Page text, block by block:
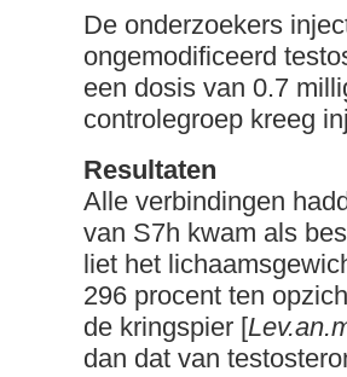
De onderzoekers
ongemodificeerd
een dosis van 0.7
controlegroep kreeg
Resultaten
Alle verbindingen
van S7h kwam als
liet het
296 procent ten
de kringspier [
dan dat van